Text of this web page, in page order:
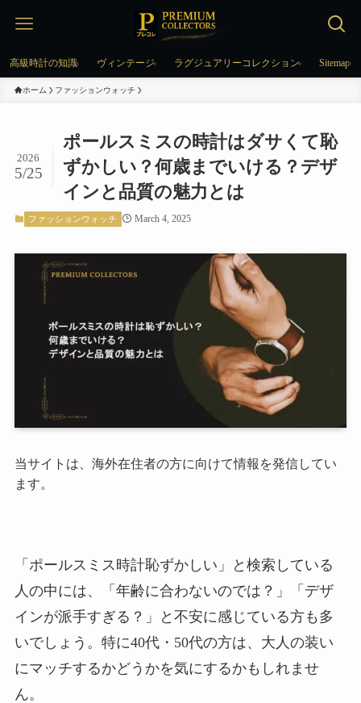
高級時計の知識 ヴィンテージ ラグジュアリーコレクション Sitemap
ホーム ファッションウォッチ
ポールスミスの時計はダサくて恥
ずかしい？何歳までいける？デザ
インと品質の魅力とは
2026
5/25
ファッションウォッチ March 4, 2025
当サイトは、海外在住者の方に向けて情報を発信してい
ます。
「ポールスミス時計恥ずかしい」と検索している
人の中には、「年齢に合わないのでは？」「デザ
インが派手すぎる？」と不安に感じている方も多
いでしょう。特に40代・50代の方は、大人の装い
にマッチするかどうかを気にするかもしれませ
ん。